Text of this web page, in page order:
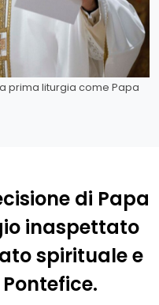
prima liturgia come Papa
di Papa
inaspettato
spirituale e